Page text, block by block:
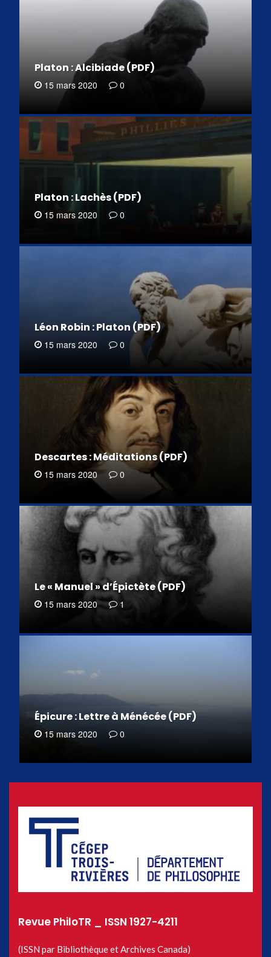
Platon : Alcibiade (PDF)
15 mars 2020 0
Platon : Lachès (PDF)
15 mars 2020 0
Léon Robin : Platon (PDF)
15 mars 2020 0
Descartes : Méditations (PDF)
15 mars 2020 0
Le « Manuel » d’Épictète (PDF)
15 mars 2020 1
Épicure : Lettre à Ménécée (PDF)
15 mars 2020 0
Revue PhiloTR _ ISSN 1927-4211
(ISSN par Bibliothèque et Archives Canada)